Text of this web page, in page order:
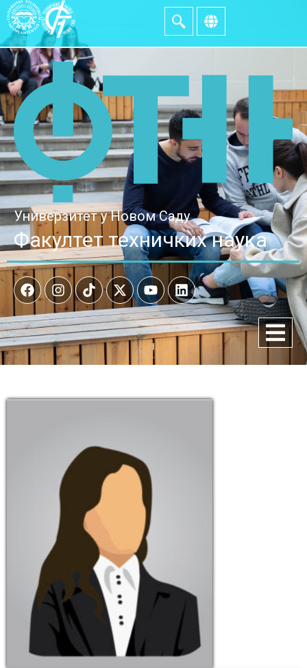
Универзитет у Новом Саду
Факултет техничких наука